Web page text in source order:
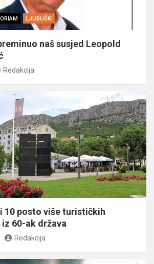
LJUBUŠKI
naš susjed Leopold
Redakcija
10 posto više turističkih
60-ak država
Redakcija